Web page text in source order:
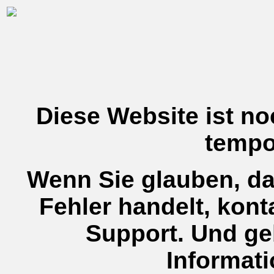
Diese Website ist
Wenn Sie glauben,
Fehler handelt,
Support. Und